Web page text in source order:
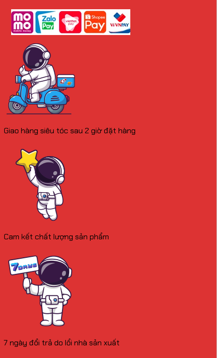
Giao hàng siêu tóc sau 2 giờ đặt hàng
Cam kết chất lượng sản phẩm
7 ngày đổi trả do lổi nhà sản xuất